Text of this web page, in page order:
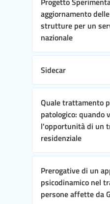
aggiornamento
strutture per un
nazionale
Sidecar
Quale trattamento
patologico: quando
l'opportunità di un
residenziale
Prerogative di un
psicodinamico nel
persone affette da